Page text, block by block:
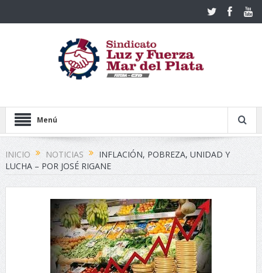
Menú
INICIO NOTICIAS
INFLACIÓN, POBREZA, UNIDAD Y
LUCHA – POR JOSÉ RIGANE